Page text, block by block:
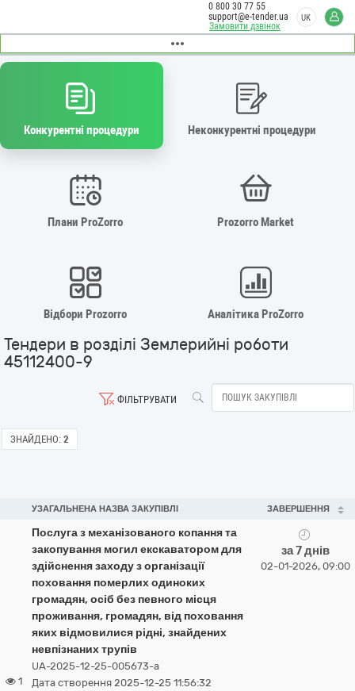
Замовити дзвінок
0 800 30 77 55
support@e-tender.ua
UK
Конкурентні процедури Неконкурентні процедури
Плани ProZorro Prozorro Market
Відбори Prozorro Аналітика ProZorro
Тендери в розділі Землерийні роботи
45112400-9
ФІЛЬТРУВАТИ
ЗНАЙДЕНО: 2
УЗАГАЛЬНЕНА НАЗВА ЗАКУПІВЛІ ЗАВЕРШЕННЯ
1
Послуга з механізованого копання та
закопування могил екскаватором для
здійснення заходу з організації
поховання померлих одиноких
громадян, осіб без певного місця
проживання, громадян, від поховання
яких відмовилися рідні, знайдених
невпізнаних трупів
UA-2025-12-25-005673-a
Дата створення 2025-12-25 11:56:32
за 7 днів
02-01-2026, 09:00